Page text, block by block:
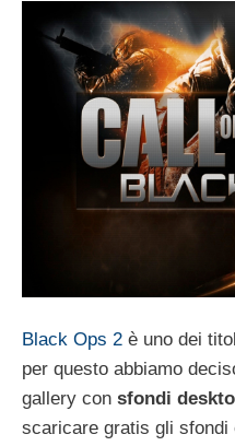
Black Ops 2 è uno dei
per questo abbiamo
gallery con sfondi
scaricare gratis gli